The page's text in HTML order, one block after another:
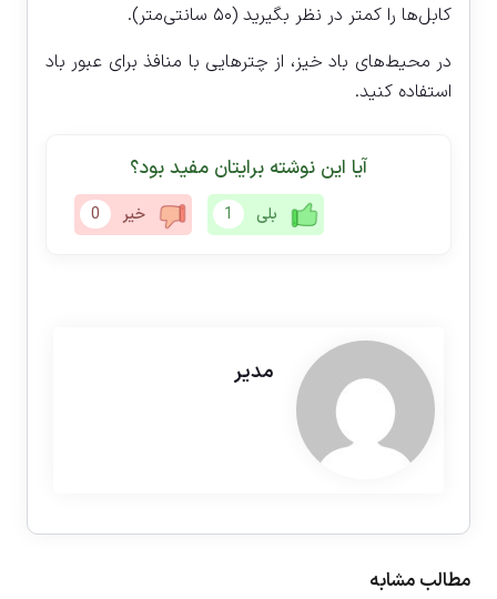
کابل‌ها را کمتر در نظر بگیرید (۵۰ سانتی‌متر).
در محیط‌های باد خیز، از چترهایی با منافذ برای عبور باد
استفاده کنید.
آیا این نوشته برایتان مفید بود؟
بلی 1 خیر 0
مدیر
مطالب مشابه